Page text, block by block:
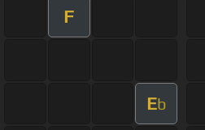
F
Eb